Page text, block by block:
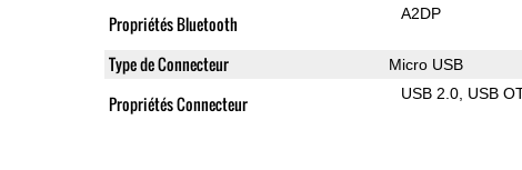
Propriétés Bluetooth A2DP
Type de Connecteur Micro USB
Propriétés Connecteur USB 2.0 USB